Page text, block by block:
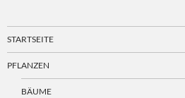
STARTSEITE
PFLANZEN
BÄUME